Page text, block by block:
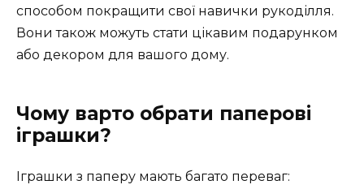
способом покращити свої навички рукоділля.
Вони також можуть стати цікавим подарунком
або декором для вашого дому.
Чому варто обрати паперові
іграшки?
Іграшки з паперу мають багато переваг: